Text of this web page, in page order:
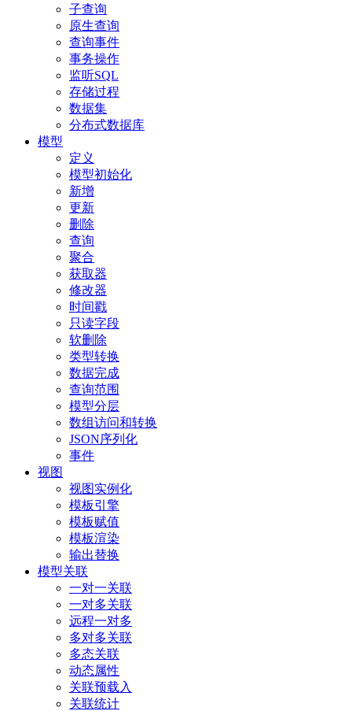
子查询
原生查询
查询事件
事务操作
监听SQL
存储过程
数据集
分布式数据库
模型
定义
模型初始化
新增
更新
删除
查询
聚合
获取器
修改器
时间戳
只读字段
软删除
类型转换
数据完成
查询范围
模型分层
数组访问和转换
JSON序列化
事件
视图
视图实例化
模板引擎
模板赋值
模板渲染
输出替换
模型关联
一对一关联
一对多关联
远程一对多
多对多关联
多态关联
动态属性
关联预载入
关联统计